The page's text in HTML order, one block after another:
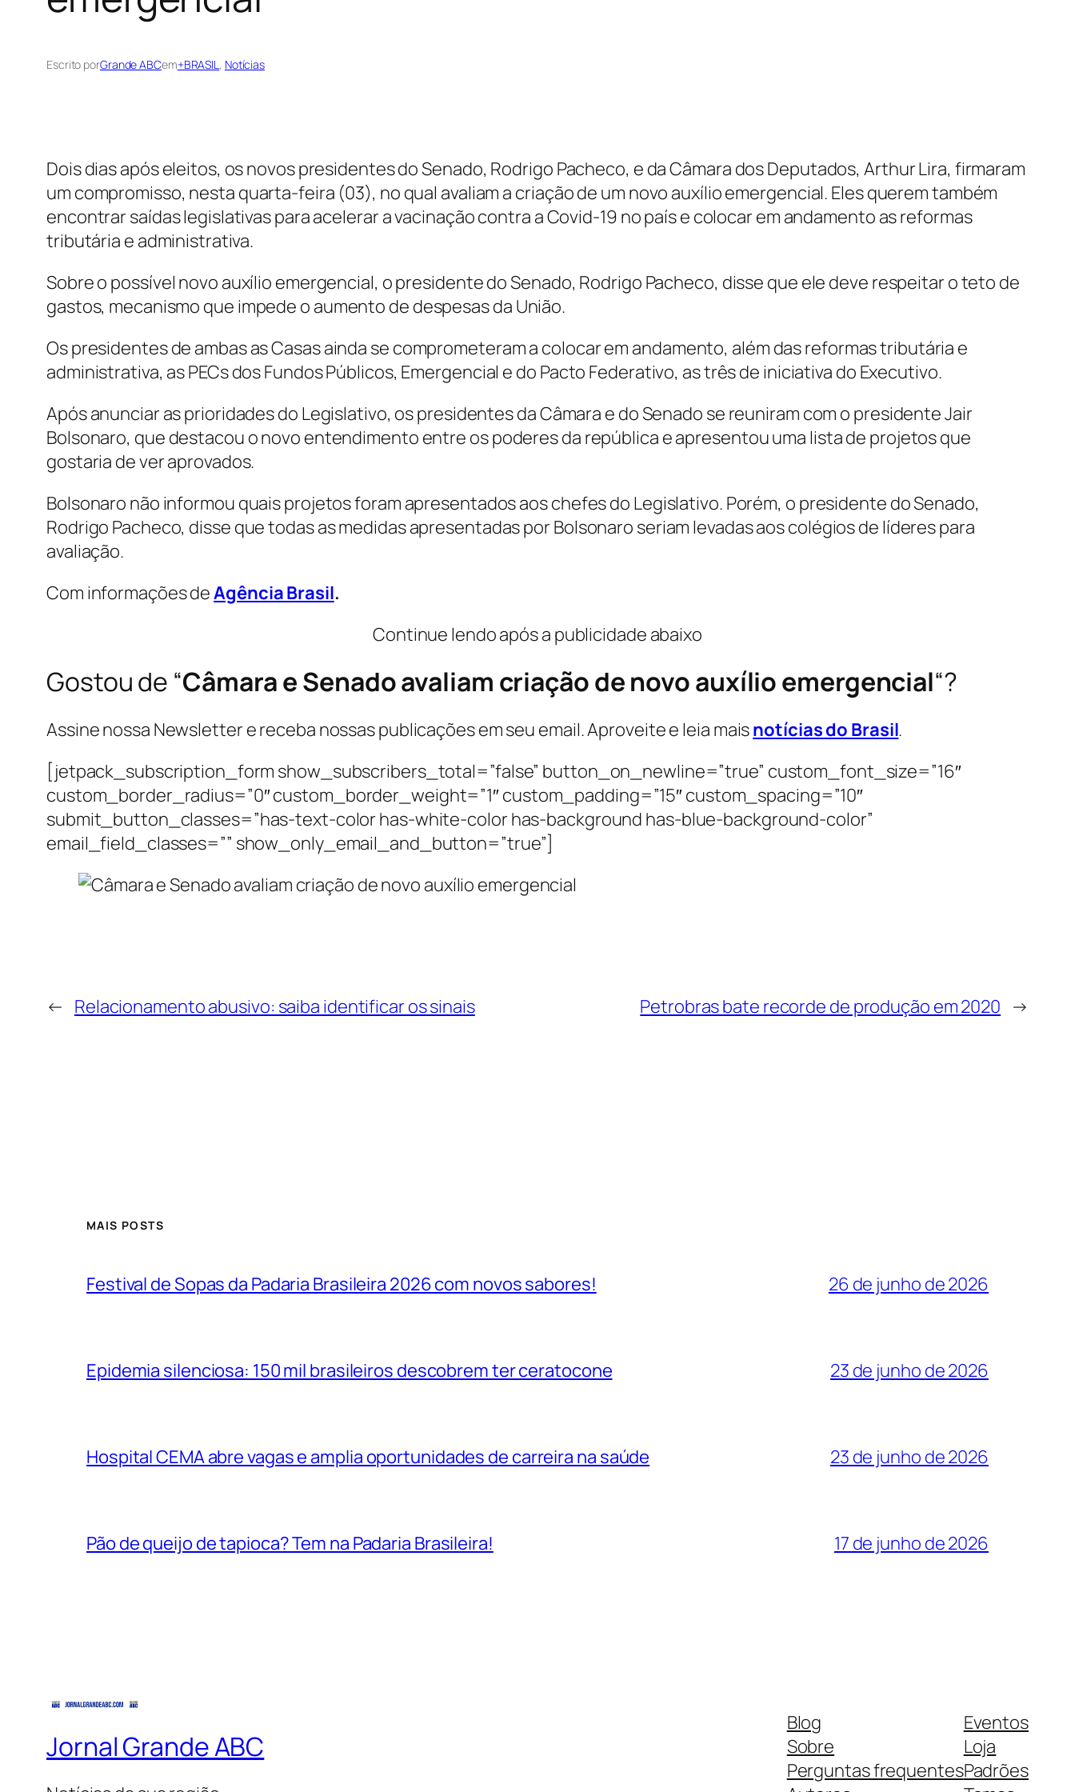
Escrito porGrande ABCem+BRASIL , Notícias
Dois dias após eleitos, os novos presidentes do Senado, Rodrigo Pacheco, e da Câmara dos Deputados, Arthur Lira, firmaram
um compromisso, nesta quarta-feira (03), no qual avaliam a criação de um novo auxílio emergencial. Eles querem também
encontrar saídas legislativas para acelerar a vacinação contra a Covid-19 no país e colocar em andamento as reformas
tributária e administrativa.
Sobre o possível novo auxílio emergencial, o presidente do Senado, Rodrigo Pacheco, disse que ele deve respeitar o teto de
gastos, mecanismo que impede o aumento de despesas da União.
Os presidentes de ambas as Casas ainda se comprometeram a colocar em andamento, além das reformas tributária e
administrativa, as PECs dos Fundos Públicos, Emergencial e do Pacto Federativo, as três de iniciativa do Executivo.
Após anunciar as prioridades do Legislativo, os presidentes da Câmara e do Senado se reuniram com o presidente Jair
Bolsonaro, que destacou o novo entendimento entre os poderes da república e apresentou uma lista de projetos que
gostaria de ver aprovados.
Bolsonaro não informou quais projetos foram apresentados aos chefes do Legislativo. Porém, o presidente do Senado,
Rodrigo Pacheco, disse que todas as medidas apresentadas por Bolsonaro seriam levadas aos colégios de líderes para
avaliação.
Com informações deAgência Brasil.
Continue lendo após a publicidade abaixo
Gostou de “Câmara e Senado avaliam criação de novo auxílio emergencial“?
Assine nossa Newsletter e receba nossas publicações em seu email. Aproveite e leia maisnotícias do Brasil.
[jetpack_subscription_form show_subscribers_total=”false” button_on_newline=”true” custom_font_size=”16″
custom_border_radius=”0″ custom_border_weight=”1″ custom_padding=”15″ custom_spacing=”10″
submit_button_classes=”has-text-color has-white-color has-background has-blue-background-color”
email_field_classes=”” show_only_email_and_button=”true”]
← Relacionamento abusivo: saiba identificar os sinais Petrobras bate recorde de produção em 2020 →
MAIS POSTS
Festival de Sopas da Padaria Brasileira 2026 com novos sabores! 26 de junho de 2026
Epidemia silenciosa: 150 mil brasileiros descobrem ter ceratocone 23 de junho de 2026
Hospital CEMA abre vagas e amplia oportunidades de carreira na saúde 23 de junho de 2026
Pão de queijo de tapioca? Tem na Padaria Brasileira! 17 de junho de 2026
Jornal Grande ABC
Blog
Sobre
Perguntas frequentes
Eventos
Loja
Padrões